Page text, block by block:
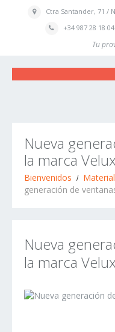
Ctra Santander, 71 /
+34 987 28 18 04
Tu
Nueva
la marca Velux
Bienvenidos
generación de
Nueva
la marca Velux